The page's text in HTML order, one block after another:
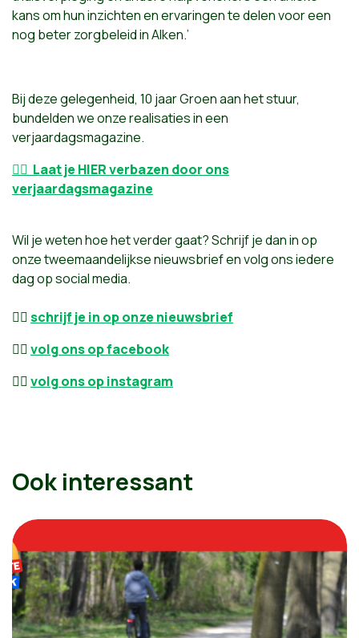
kans om hun inzichten en ervaringen te delen voor een
nog beter zorgbeleid in Alken.’
Bij deze gelegenheid, 10 jaar Groen aan het stuur,
bundelden we onze realisaties in een
verjaardagsmagazine.
👉🏼 Laat je HIER verbazen door ons
verjaardagsmagazine
Wil je weten hoe het verder gaat? Schrijf je dan in op
onze tweemaandelijkse nieuwsbrief en volg ons iedere
dag op social media.
👉🏼 schrijf je in op onze nieuwsbrief
👉🏼 volg ons op facebook
👉🏼 volg ons op instagram
Ook interessant